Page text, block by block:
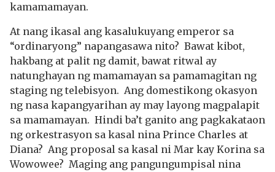
kamamamayan.
At nang ikasal ang kasalukuyang emperor sa
“ordinaryong” napangasawa nito? Bawat kibot,
hakbang at palit ng damit, bawat ritwal ay
natunghayan ng mamamayan sa pamamagitan ng
staging ng telebisyon. Ang domestikong okasyon
ng nasa kapangyarihan ay may layong magpalapit
sa mamamayan. Hindi ba’t ganito ang pagkakataon
ng orkestrasyon sa kasal nina Prince Charles at
Diana? Ang proposal sa kasal ni Mar kay Korina sa
Wowowee? Maging ang pangungumpisal nina